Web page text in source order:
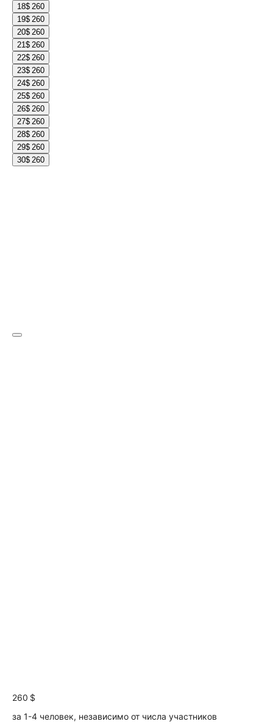
18$ 260
19$ 260
20$ 260
21$ 260
22$ 260
23$ 260
24$ 260
25$ 260
26$ 260
27$ 260
28$ 260
29$ 260
30$ 260
260 $
за 1-4 человек, независимо от числа участников